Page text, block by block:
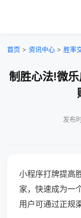
首页 > 资讯中心 > 胜率
制胜心法!微
发布
小程序打牌提高
家，快速成为一
用户可通过正规